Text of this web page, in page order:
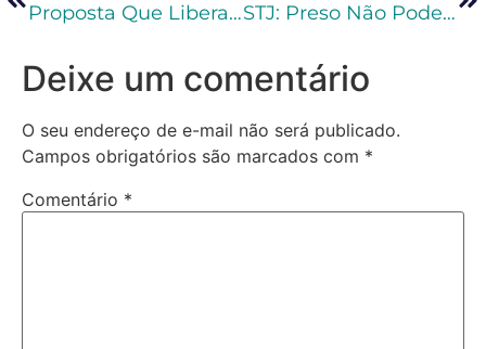
Proposta Que Libera Propaganda Sobre Armas De Fogo É Aprovada STJ: Preso Não Pode Ser Punido Com Falta Grave Por Se Recusar A Trabalhar
Deixe um comentário
O seu endereço de e-mail não será publicado.
Campos obrigatórios são marcados com *
Comentário *